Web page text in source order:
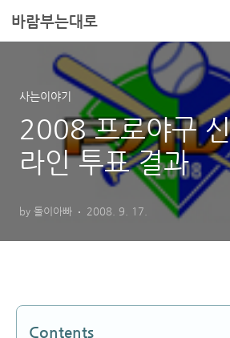
바람부는대로
사는이야기
2008 프로야구
라인 투표 결과
by 돌이아빠 2008. 9. 17.
Contents